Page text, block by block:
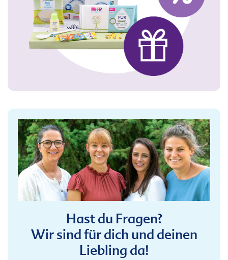
Hast du Fragen?
Wir sind für dich und deinen
Liebling da!